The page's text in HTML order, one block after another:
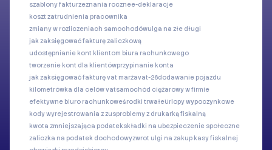
szablony fakturzeznania rocznee-deklaracje
koszt zatrudnienia pracownika
zmiany w rozliczeniach samochodówulga na złe długi
jak zaksięgować fakturę zaliczkową
udostępnianie kont klientom biura rachunkowego
tworzenie kont dla klientówprzypinanie konta
jak zaksięgować fakturę vat marżavat-26dodawanie pojazdu
kilometrówka dla celów vatsamochód ciężarowy w firmie
efektywne biuro rachunkoweśrodki trwałeUrlopy wypoczynkowe
kody wyrejestrowania z zusproblemy z drukarką fiskalną
kwota zmniejszająca podatekskładki na ubezpieczenie społeczne
zaliczka na podatek dochodowyzwrot ulgi na zakup kasy fiskalnej